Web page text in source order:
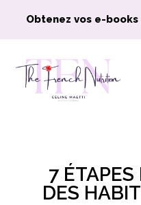
Obtenez vos e-
7 ÉTAPES
DES